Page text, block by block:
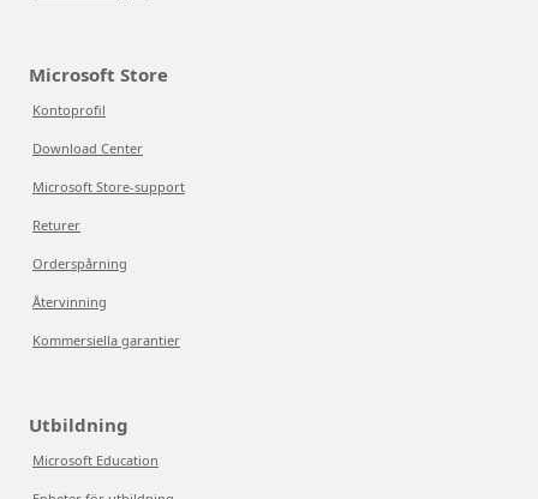
Microsoft Store
Kontoprofil
Download Center
Microsoft Store-support
Returer
Orderspårning
Återvinning
Kommersiella garantier
Utbildning
Microsoft Education